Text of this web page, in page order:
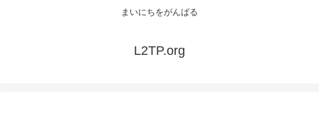
まいにちをがんばる
L2TP.org